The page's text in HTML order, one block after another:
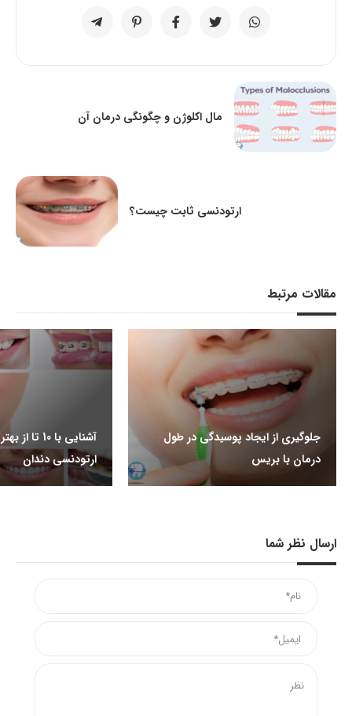
مال اکلوژن و چگونگی درمان آن
ارتودنسی ثابت چیست؟
مقالات مرتبط
جلوگیری از ایجاد پوسیدگی در طول
درمان با بریس
آشنایی با 10
ارتودنسی دندان
ارسال نظر شما